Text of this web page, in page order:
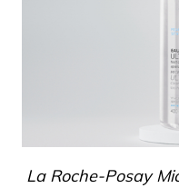
La Roche-Posay